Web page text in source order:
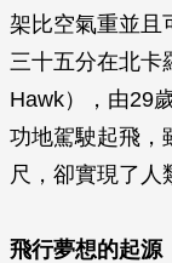
架比空氣重並且
三十五分在北卡
Hawk），由29
功地駕駛起飛，
尺，卻實現了人
飛行夢想的起源